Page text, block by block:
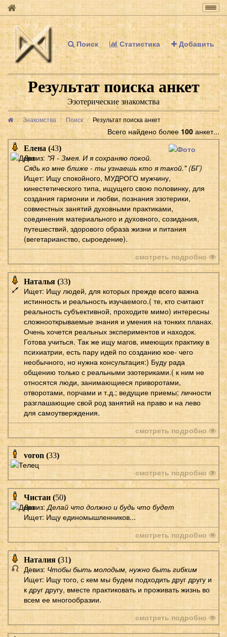
Поиск Статистика Добавить
Результат поиска анкет
Эзотерические знакомства
Знакомства Поиск Результат поиска анкет
Всего найдено более 100 анкет...
Елена (43)
Девиз: "Я - Змея. И я сохраняю покой.
Сядь ко мне ближе - ты узнаешь кто я такой." (БГ)
Ищет: Ищу спокойного, МУДРОГО мужчину,
кинестетического типа, ищущего свою половинку, для
создания гармонии и любви, познания эзотерики,
совместных занятий духовными практиками,
соединения материального и духовного, созидания,
путешествий, здорового образа жизни и питания
(вегетарианство, сыроедение).
смотреть подробно
Наталья (33)
Ищет: Ищу людей, для которых прежде всего важна
истинность и реальность изучаемого.( те, кто считают
реальность субъективной, проходите мимо) интересны
сложнооткрываемые знания и умения на тонких планах.
Очень хочется реальных экспериментов и находок.
Готова учиться. Так же ищу магов, имеющих практику в
психиатрии, есть пару идей по созданию кое- чего
необычного, но нужна консультация:) Буду рада
общению только с реальными эзотериками.( к ним не
относятся люди, занимающиеся приворотами,
отворотами, порчами и т.д.; ведущие приемы; личности
разглашающие свой род занятий на право и на лево
для самоутверждения.
смотреть подробно
voron (33)
смотреть подробно
Чистан (50)
Девиз: Делай что должно и будь что будет
Ищет: Ищу единомышленников...
смотреть подробно
Наталия (31)
Девиз: Чтобы быть молодым, нужно быть гибким
Ищет: Ищу того, с кем мы будем подходить друг другу и
к друг другу, вместе практиковать и проживать жизнь во
всем ее многообразии.
смотреть подробно